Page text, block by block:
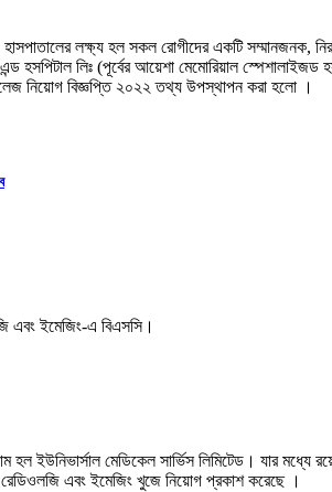
লক্ষ্য হল সকল রোগীদের একটি সম্মানজনক,
হসপিটাল লিঃ (পূর্বের আয়েশা মেমোরিয়াল
নিয়োগ বিজ্ঞপ্তি ২০২২ তথ্য উপস্থাপন করা হলো ।
এবং ইমেজিং-এ বিএসসি।
ইউনিভার্সাল মেডিকেল সার্ভিস লিমিটেড। যার মধ্যে
এবং ইমেজিং খুজে নিয়োগ প্রকাশ করেছে ।